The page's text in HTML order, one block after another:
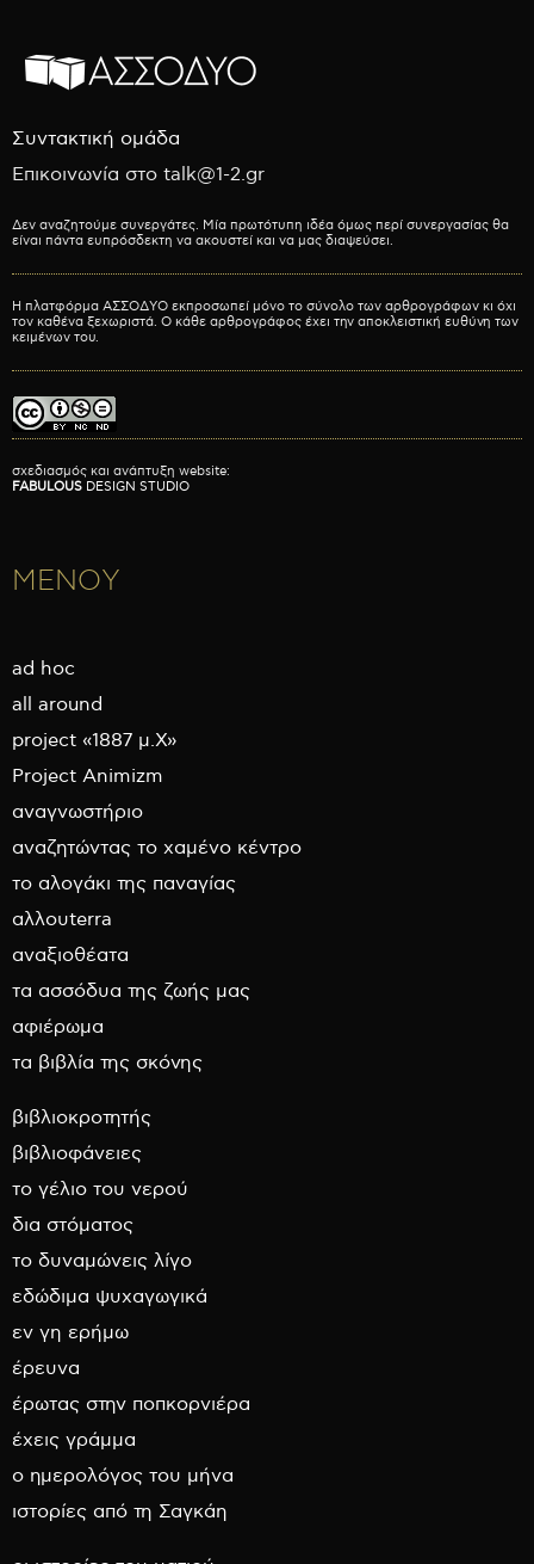
Συντακτική ομάδα
Επικοινωνία στο talk@1-2.gr
Δεν αναζητούμε συνεργάτες. Μία πρωτότυπη ιδέα όμως περί συνεργασίας θα
είναι πάντα ευπρόσδεκτη να ακουστεί και να μας διαψεύσει.
Η πλατφόρμα ΑΣΣΟΔΥΟ εκπροσωπεί μόνο το σύνολο των αρθρογράφων κι όχι
τον καθένα ξεχωριστά. Ο κάθε αρθρογράφος έχει την αποκλειστική ευθύνη των
κειμένων του.
σχεδιασμός και ανάπτυξη website:
FABULOUS DESIGN STUDIO
ΜΕΝΟΥ
ad hoc
all around
project «1887 μ.Χ»
Project Animizm
αναγνωστήριο
αναζητώντας το χαμένο κέντρο
το αλογάκι της παναγίας
αλλουterra
αναξιοθέατα
τα ασσόδυα της ζωής μας
αφιέρωμα
τα βιβλία της σκόνης
βιβλιοκροτητής
βιβλιοφάνειες
το γέλιο του νερού
δια στόματος
το δυναμώνεις λίγο
εδώδιμα ψυχαγωγικά
εν γη ερήμω
έρευνα
έρωτας στην ποπκορνιέρα
έχεις γράμμα
ο ημερολόγος του μήνα
ιστορίες από τη Σαγκάη